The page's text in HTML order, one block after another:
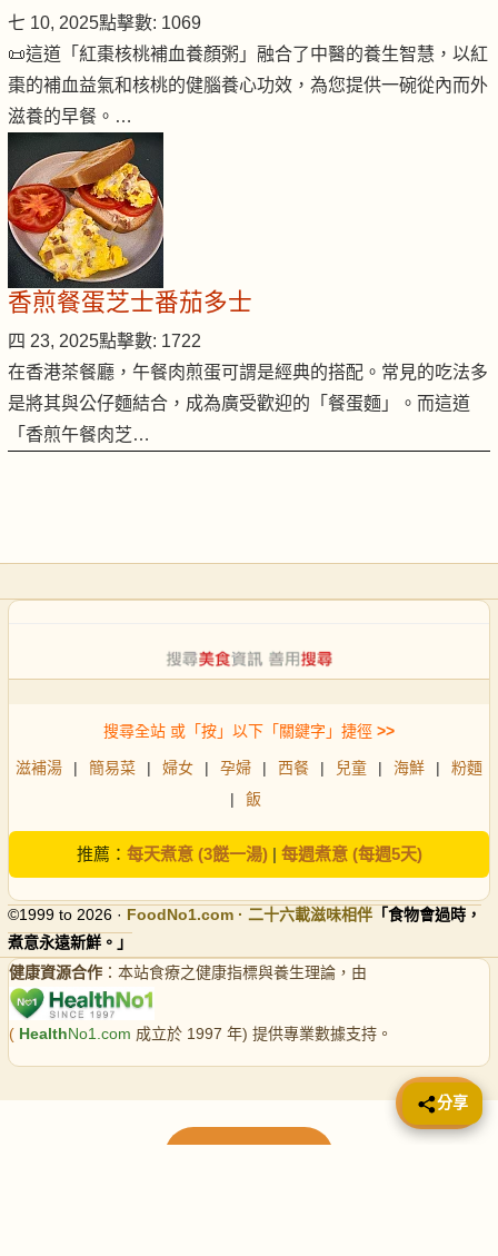
七 10, 2025點擊數: 1069
📜這道「紅棗核桃補血養顏粥」融合了中醫的養生智慧，以紅
棗的補血益氣和核桃的健腦養心功效，為您提供一碗從內而外
滋養的早餐。…
香煎餐蛋芝士番茄多士
四 23, 2025點擊數: 1722
在香港茶餐廳，午餐肉煎蛋可謂是經典的搭配。常見的吃法多
是將其與公仔麵結合，成為廣受歡迎的「餐蛋麵」。而這道
「香煎午餐肉芝…
搜尋全站 或「按」以下「關鍵字」捷徑 >>
滋補湯 | 簡易菜 | 婦女 | 孕婦 | 西餐 | 兒童 | 海鮮 |
粉麵
|
飯
推薦： 每天煮意 (3餸一湯)| 每週煮意 (每週5天)
©1999 to 2026 · FoodNo1.com · 二十六載滋味相伴 「食物會過時，
煮意永遠新鮮。」
健康資源合作 ：本站食療之健康指標與養生理論，由
( HealthNo1.com 成立於 1997 年) 提供專業數據支持。
📤 分享
分享